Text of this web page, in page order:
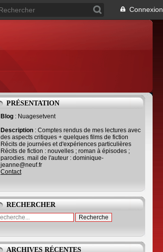
Connexion
PRÉSENTATION
Blog : Nuagesetvent
Description : Comptes rendus de mes lectures avec
des aspects critiques + quelques films de fiction
Récits de journées et d'expériences particulières
Récits de fiction : nouvelles ; roman à épisodes ;
parodies. mail de l'auteur : dominique-
jeanne@neuf.fr
Contact
RECHERCHER
ARCHIVES RÉCENTES